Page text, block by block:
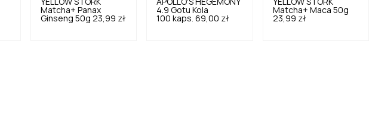
YELLOW STORK
Matcha+ Panax
Ginseng 50g 23,99 zł
APOLLO'S HEGEMONY
4.9 Gotu Kola
100 kaps. 69,00 zł
YELLOW STORK
Matcha+ Maca 50g
23,99 zł